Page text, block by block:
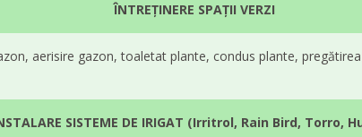
ÎNTREȚINERE SPAȚII VERZI
aerisire gazon, toaletat plante, condus plante,
SISTEME DE IRIGAT (Irritrol, Rain Bird, Torro,